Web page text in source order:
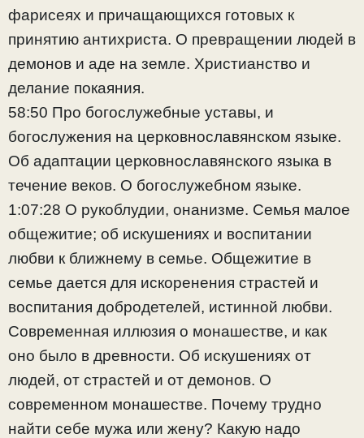
фарисеях и причащающихся готовых к
принятию антихриста. О превращении людей в
демонов и аде на земле. Христианство и
делание покаяния.
58:50 Про богослужебные уставы, и
богослужения на церковнославянском языке.
Об адаптации церковнославянского языка в
течение веков. О богослужебном языке.
1:07:28 О рукоблудии, онанизме. Семья малое
общежитие; об искушениях и воспитании
любви к ближнему в семье. Общежитие в
семье дается для искоренения страстей и
воспитания добродетелей, истинной любви.
Современная иллюзия о монашестве, и как
оно было в древности. Об искушениях от
людей, от страстей и от демонов. О
современном монашестве. Почему трудно
найти себе мужа или жену? Какую надо